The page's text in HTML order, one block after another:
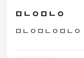
ㅁㄴㅇㅁㄴㅇ
ㅁㄴㅇㅁㄴㅇㅁㄴㅇ